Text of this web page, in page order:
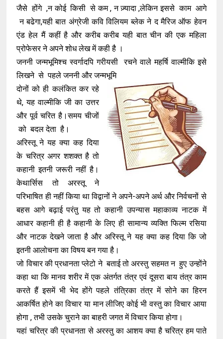
जैसे होंगे ,न कोई किसी से कम , न ज़्यादा ,लेकिन इससे काम आगे
न बढेगा,यही बात अंग्रेजी कवि विलियम ब्लेक ने द मैरिज ऑफ हेवन
एंड हेल मैं कहीं है और करीब करीब यही बात चीन की एक महिला
प्रोफेसर ने अपने शोध लेख में कही है ।
जननी जन्मभूमिश्च स्वर्गादपि गरीयसी रचने वाले महर्षि वाल्मीकि इसे
लिखने से पहले जननी और जन्मभूमि
दोनों को ही कलंकित कर रहे
थे, यह वाल्मीकि जी का उत्तर
और पूर्व चरित है।समय चीजों
को बदल देता है।
अरिस्तू ने यह क्या कह दिया
के चरित्र अगर शशक्त है तो
कहानी इतनी जरूरी नहीं है।
केथार्सिस तो अरस्तू ने
परिभाषित ही नहीं किया था विद्वानों ने अपने-अपने अर्थ और निर्वचनों से
बहस आगे बढ़ाई परंतु यह तो कहानी उपन्यास महाकाव्य नाटक में
आधार कहानी ही है कहानी के लिए ही सामान्य व्यक्ति फिल्म रसिया
और नाटक देखने जाता है और अरिस्तू ने यह क्या कह दिया कि जो
इतनी आलोचना का विषय बन गया है।
जो विचार की प्रधानता प्लेटो ने बताई तो अरस्तु सहमत न हुए उन्होंने
कहा था कि मानव शरीर में एक अंतर्गत तंत्र एवं दूसरा बाय तंत्र काम
करते हैं इसमें भी भेद होंगे पहले तंत्रिका तंत्र में सोने का हिरन
आकर्षित होने का विचार या मान लीजिए कोई भी वस्तु का विचार आया
होगा , तभी उसके चुराने का बाहरी जगत में विचार किया होगा।
यहां चरित्र की प्रधानता से अरस्तु का आशय क्या है चरित्र हम पाते